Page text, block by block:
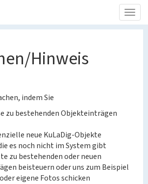
Hinweis
indem Sie
zu bestehenden Objekteinträgen
neue KuLaDig-Objekte
es noch nicht im System gibt
zu bestehenden oder neuen
beisteuern oder uns zum Beispiel
eigene Fotos schicken